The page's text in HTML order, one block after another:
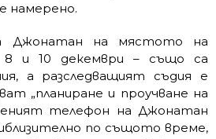
намерено.
Джонатан на мястото на
и 10 декември – също са
а разследващият съдия е
„планиране и проучване на
телефон на Джонатан
по същото време,